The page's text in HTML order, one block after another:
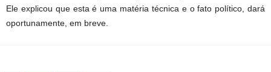
Ele explicou que esta é uma matéria técnica e o fato político, dará
oportunamente, em breve.